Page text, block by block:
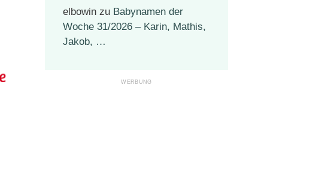
elbowin zu Babynamen der
Woche 31/2026 – Karin, Mathis,
Jakob, …